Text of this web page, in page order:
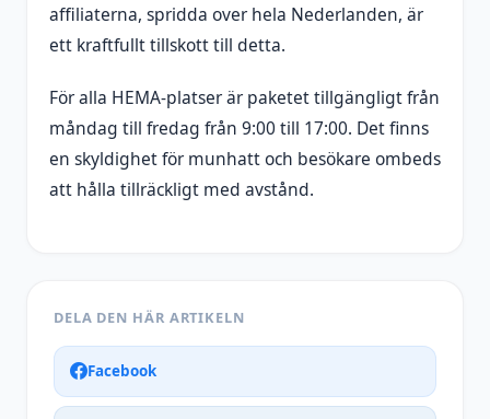
affiliaterna, spridda over hela Nederlanden, är
ett kraftfullt tillskott till detta.
För alla HEMA-platser är paketet tillgängligt från
måndag till fredag ​​från 9:00 till 17:00. Det finns
en skyldighet för munhatt och besökare ombeds
att hålla tillräckligt med avstånd.
DELA DEN HÄR ARTIKELN
Facebook